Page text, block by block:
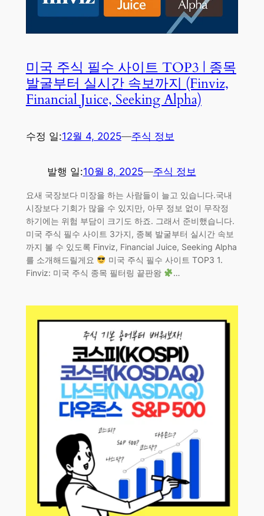
미국 주식 필수 사이트 TOP3 | 종목
발굴부터 실시간 속보까지 (Finviz,
Financial Juice, Seeking Alpha)
수정 일:12월 4, 2025—주식 정보
발행 일:10월 8, 2025—주식 정보
요새 국장보다 미장을 하는 사람들이 늘고 있습니다.국내
시장보다 기회가 많을 수 있지만, 아무 정보 없이 무작정
하기에는 위험 부담이 크기도 하죠. 그래서 준비했습니다.
미국 주식 필수 사이트 3가지, 종복 발굴부터 실시간 속보
까지 볼 수 있도록 Finviz, Financial Juice, Seeking Alpha
를 소개해드릴게요
미국 주식 필수 사이트 TOP3 1.
Finviz: 미국 주식 종목 필터링 끝판왕
…